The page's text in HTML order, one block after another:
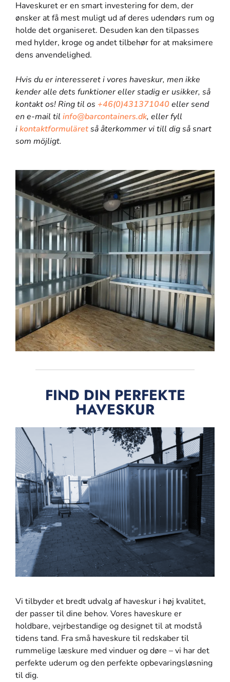
Haveskuret er en smart investering for dem, der
ønsker at få mest muligt ud af deres udendørs rum og
holde det organiseret. Desuden kan den tilpasses
med hylder, kroge og andet tilbehør for at maksimere
dens anvendelighed.
Hvis du er interesseret i vores haveskur, men ikke
kender alle dets funktioner eller stadig er usikker, så
kontakt os! Ring til os +46(0)431371040eller send
en e-mail til info@barcontainers.dk, eller fyll
ikontaktformuläretså återkommer vi till dig så snart
som möjligt.
FIND DIN PERFEKTE
HAVESKUR
Vi tilbyder et bredt udvalg af haveskur i høj kvalitet,
der passer til dine behov. Vores haveskure er
holdbare, vejrbestandige og designet til at modstå
tidens tand. Fra små haveskure til redskaber til
rummelige læskure med vinduer og døre – vi har det
perfekte uderum og den perfekte opbevaringsløsning
til dig.